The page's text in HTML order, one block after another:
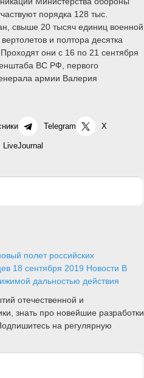
порядка 128 тыс.
свыше 20 тысяч единиц военной
и полтора десятка
они с 16 по 21 сентября
ВС РФ, первого
армии Валерия
Telegram X
LiveJournal
полет российских
18 сентября 2019 Новости В
дальностью действия
отечественной и
знать про новейшие разработки
на регулярную